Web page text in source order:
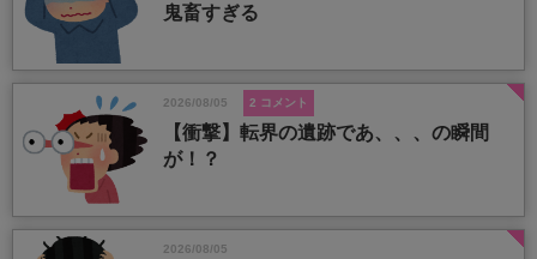
鬼畜すぎる
2026/08/05 2 コメント
【衝撃】転界の遺跡であ、、、の瞬間
が！？
2026/08/05